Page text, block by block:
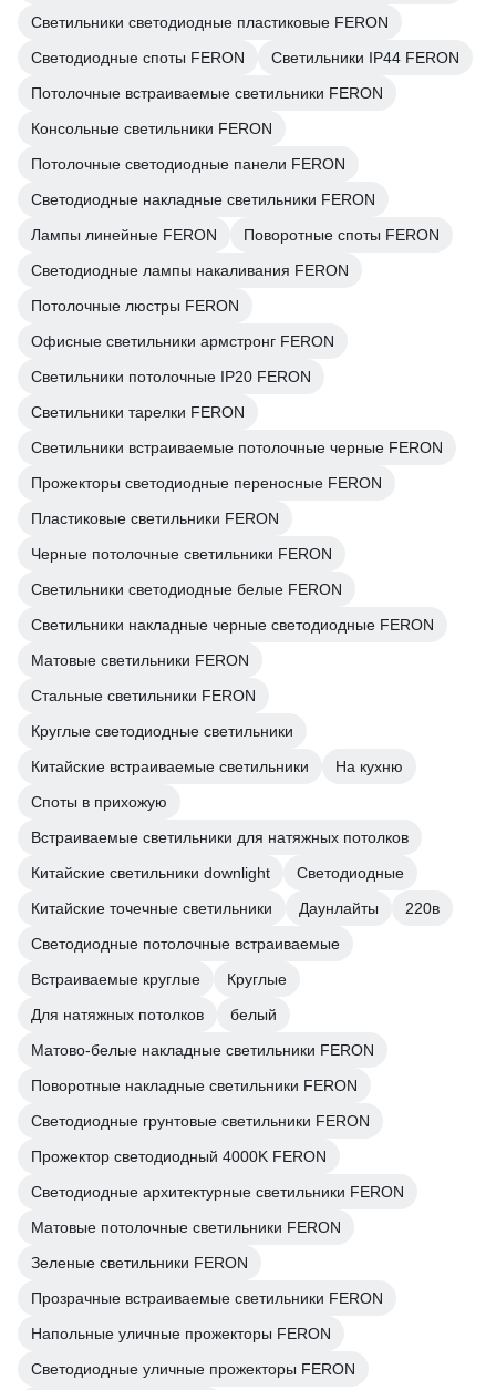
Светильники светодиодные пластиковые FERON
Светодиодные споты FERON
Светильники IP44 FERON
Потолочные встраиваемые светильники FERON
Консольные светильники FERON
Потолочные светодиодные панели FERON
Светодиодные накладные светильники FERON
Лампы линейные FERON
Поворотные споты FERON
Светодиодные лампы накаливания FERON
Потолочные люстры FERON
Офисные светильники армстронг FERON
Светильники потолочные IP20 FERON
Светильники тарелки FERON
Светильники встраиваемые потолочные черные FERON
Прожекторы светодиодные переносные FERON
Пластиковые светильники FERON
Черные потолочные светильники FERON
Светильники светодиодные белые FERON
Светильники накладные черные светодиодные FERON
Матовые светильники FERON
Стальные светильники FERON
Круглые светодиодные светильники
Китайские встраиваемые светильники
На кухню
Споты в прихожую
Встраиваемые светильники для натяжных потолков
Китайские светильники downlight
Светодиодные
Китайские точечные светильники
Даунлайты
220в
Светодиодные потолочные встраиваемые
Встраиваемые круглые
Круглые
Для натяжных потолков
белый
Матово-белые накладные светильники FERON
Поворотные накладные светильники FERON
Светодиодные грунтовые светильники FERON
Прожектор светодиодный 4000K FERON
Светодиодные архитектурные светильники FERON
Матовые потолочные светильники FERON
Зеленые светильники FERON
Прозрачные встраиваемые светильники FERON
Напольные уличные прожекторы FERON
Светодиодные уличные прожекторы FERON